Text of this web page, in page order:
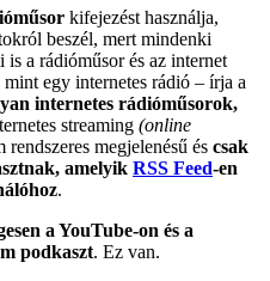
kifejezést használja,
beszél, mert mindenki
is a rádióműsor és az internet
egy internetes rádió – írja a
internetes rádióműsorok,
streaming (online
megjelenésű és csak
amelyik RSS Feed-en
.
a YouTube-on és a
podkaszt. Ez van.